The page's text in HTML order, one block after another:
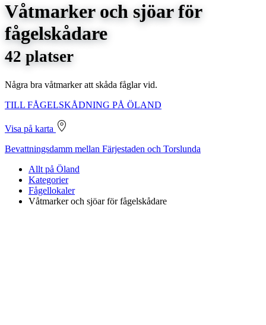
Våtmarker och sjöar för
fågelskådare
42 platser
Några bra våtmarker att skåda fåglar vid.
TILL FÅGELSKÅDNING PÅ ÖLAND
Visa på karta
Bevattningsdamm mellan Färjestaden och Torslunda
Allt på Öland
Kategorier
Fågellokaler
Våtmarker och sjöar för fågelskådare